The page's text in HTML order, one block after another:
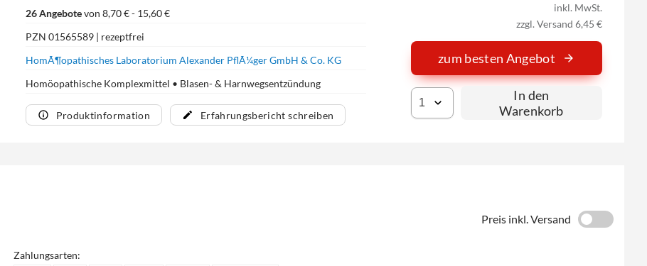
26 Angebotevon 8,70 € - 15,60 €
PZN 01565589 | rezeptfrei
HomÃ¶opathisches Laboratorium Alexander PflÃ¼ger GmbH & Co. KG
Homöopathische Komplexmittel • Blasen- & Harnwegsentzündung
Produktinformation Erfahrungsbericht schreiben
inkl. MwSt.
zzgl. Versand 6,45 €
zum besten Angebot
In den
Warenkorb
Preis inkl. Versand
Zahlungsarten: